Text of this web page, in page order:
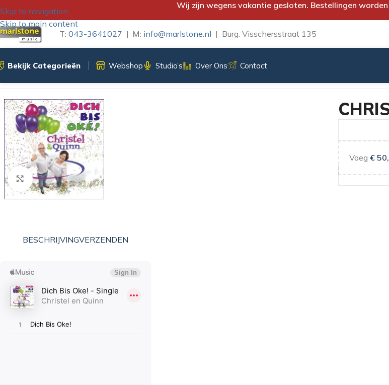
Skip to navigation
Skip to main content
Wij zijn wegens vakantie gesloten. Bestellingen
T: 043-3641027 | M: info@marlstone.nl | Burg. Visschersstraat 135
Bekijk Categorieën Webshop Studio’s Over Ons Contact
Klik om te vergroten
Voeg €
BESCHRIJVINGVERZENDEN